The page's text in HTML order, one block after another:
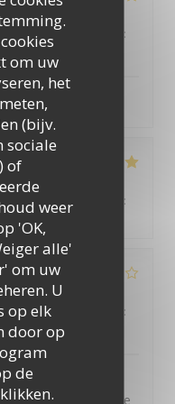
om uw
het
(bijv.
sociale
of
weer
'OK,
alle'
om uw
U
op elk
door op
de
/5 Kwaliteit / Prijs
:
et simplicité
/5
:
: 4 /5 Kwaliteit / Prijs
:
des plats
habituellement, boire